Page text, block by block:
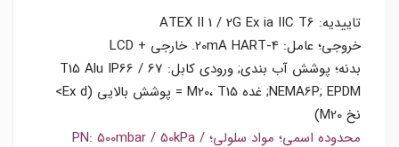
تاییدیه: ATEX II 1 / 2G Ex ia IIC T6
خروجی؛ عامل: 4-20mA HART. خارجی + LCD
بدنه؛ پوشش آب بندی; ورودی کابل: T15 Alu IP66 / 67
NEMA6P; EPDM; غده M20، T15 = پوشش بالایی (Ex d>
نخ M20)
محدوده اسمی؛ مواد سلولی؛ PN: 500mbar / 50kPa /